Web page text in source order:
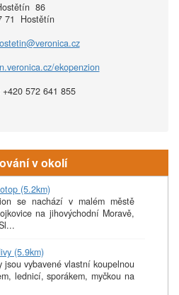
86
71 Hostětín
ekopenzion
+420 572 641 855
v okolí
(5.2km)
se nachází v malém městě
na jihovýchodní Moravě,
(5.9km)
jsou vybavené vlastní koupelnou
lednicí, sporákem, myčkou na